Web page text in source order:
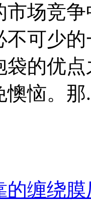
竞争
不可少
袋的优
懊恼。那
的缠绕